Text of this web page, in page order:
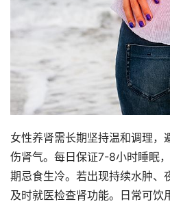
女性养肾需长期坚持温和调理，
伤肾气。每日保证7-8小时睡眠
期忌食生冷。若出现持续水肿、
及时就医检查肾功能。日常可饮